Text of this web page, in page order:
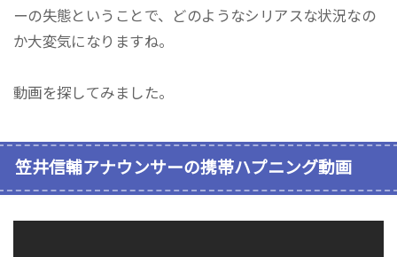
ーの失態ということで、どのようなシリアスな状況なの
か大変気になりますね。
動画を探してみました。
笠井信輔アナウンサーの携帯ハプニング動画